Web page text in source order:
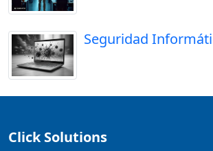
Seguridad
Click Solutions